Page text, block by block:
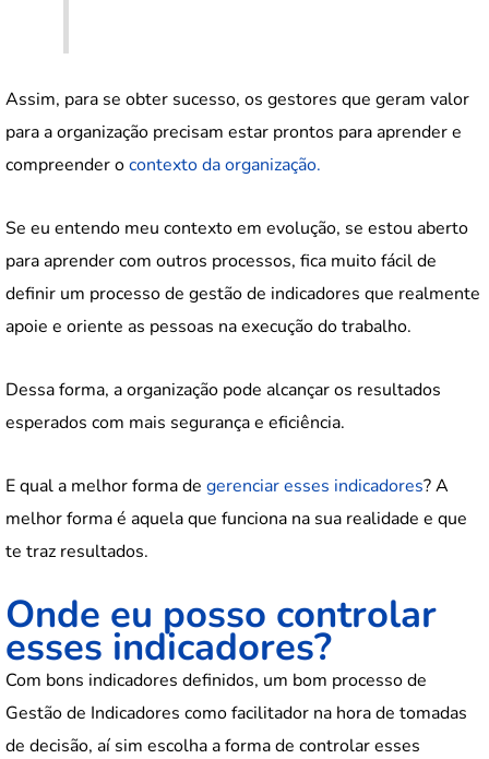
Assim, para se obter sucesso, os gestores que geram valor
para a organização precisam estar prontos para aprender e
compreender ocontexto da organização.
Se eu entendo meu contexto em evolução, se estou aberto
para aprender com outros processos, fica muito fácil de
definir um processo de gestão de indicadores que realmente
apoie e oriente as pessoas na execução do trabalho.
Dessa forma, a organização pode alcançar os resultados
esperados com mais segurança e eficiência.
E qual a melhor forma de gerenciar esses indicadores? A
melhor forma é aquela que funciona na sua realidade e que
te traz resultados.
Onde eu posso controlar
esses indicadores?
Com bons indicadores definidos, um bom processo de
Gestão de Indicadores como facilitador na hora de tomadas
de decisão, aí sim escolha a forma de controlar esses